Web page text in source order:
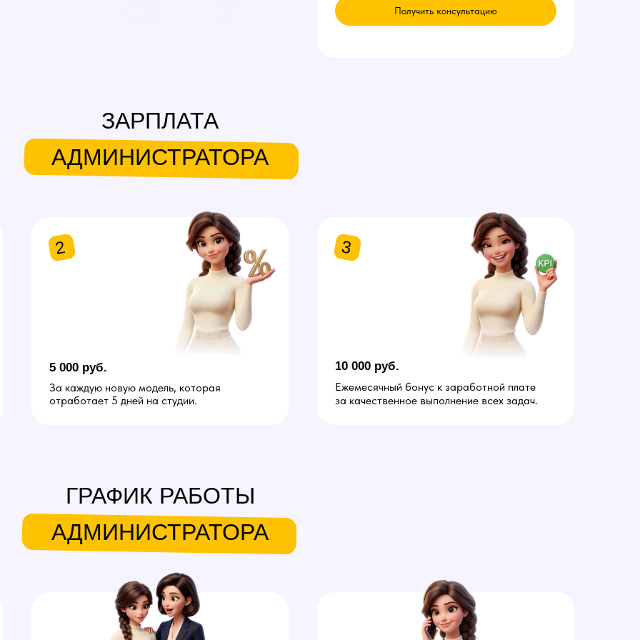
Получить консультацию
ЗАРПЛАТА
АДМИНИСТРАТОРА
5 000 руб.
За каждую новую модель, которая
отработает 5 дней на студии.
2 3
10 000 руб.
Ежемесячный бонус к заработной плате
за качественное выполнение всех задач.
ГРАФИК РАБОТЫ
АДМИНИСТРАТОРА